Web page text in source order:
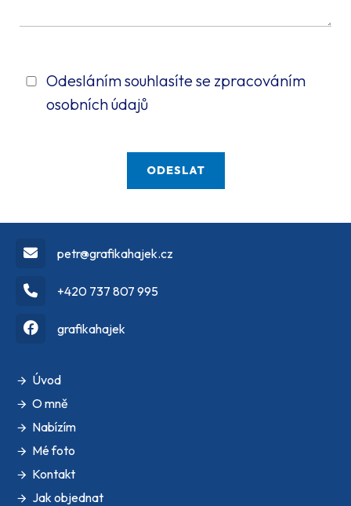
Odesláním souhlasíte se zpracováním
osobních údajů
petr@grafikahajek.cz
+420 737 807 995
grafikahajek
Úvod
O mně
Nabízím
Mé foto
Kontakt
Jak objednat